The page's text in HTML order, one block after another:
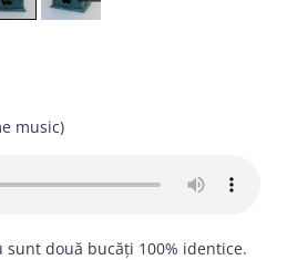
music)
două bucăți 100% identice.